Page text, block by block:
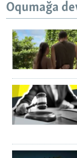
Oqumağa